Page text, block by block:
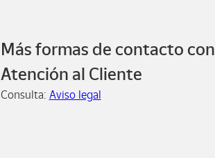
Más formas de contacto con
Atención al Cliente
Consulta: Aviso legal